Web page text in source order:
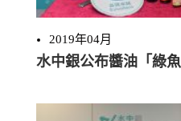
2019年04月
水中銀公布醬油「綠